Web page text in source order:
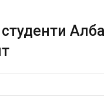
новинарка е